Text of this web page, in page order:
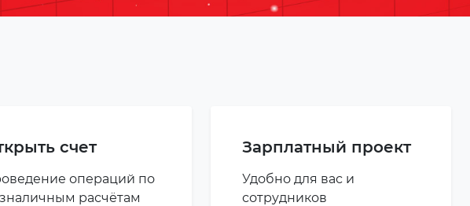
счет
операций по
расчётам
Зарплатный проект
Удобно для вас и
сотрудников